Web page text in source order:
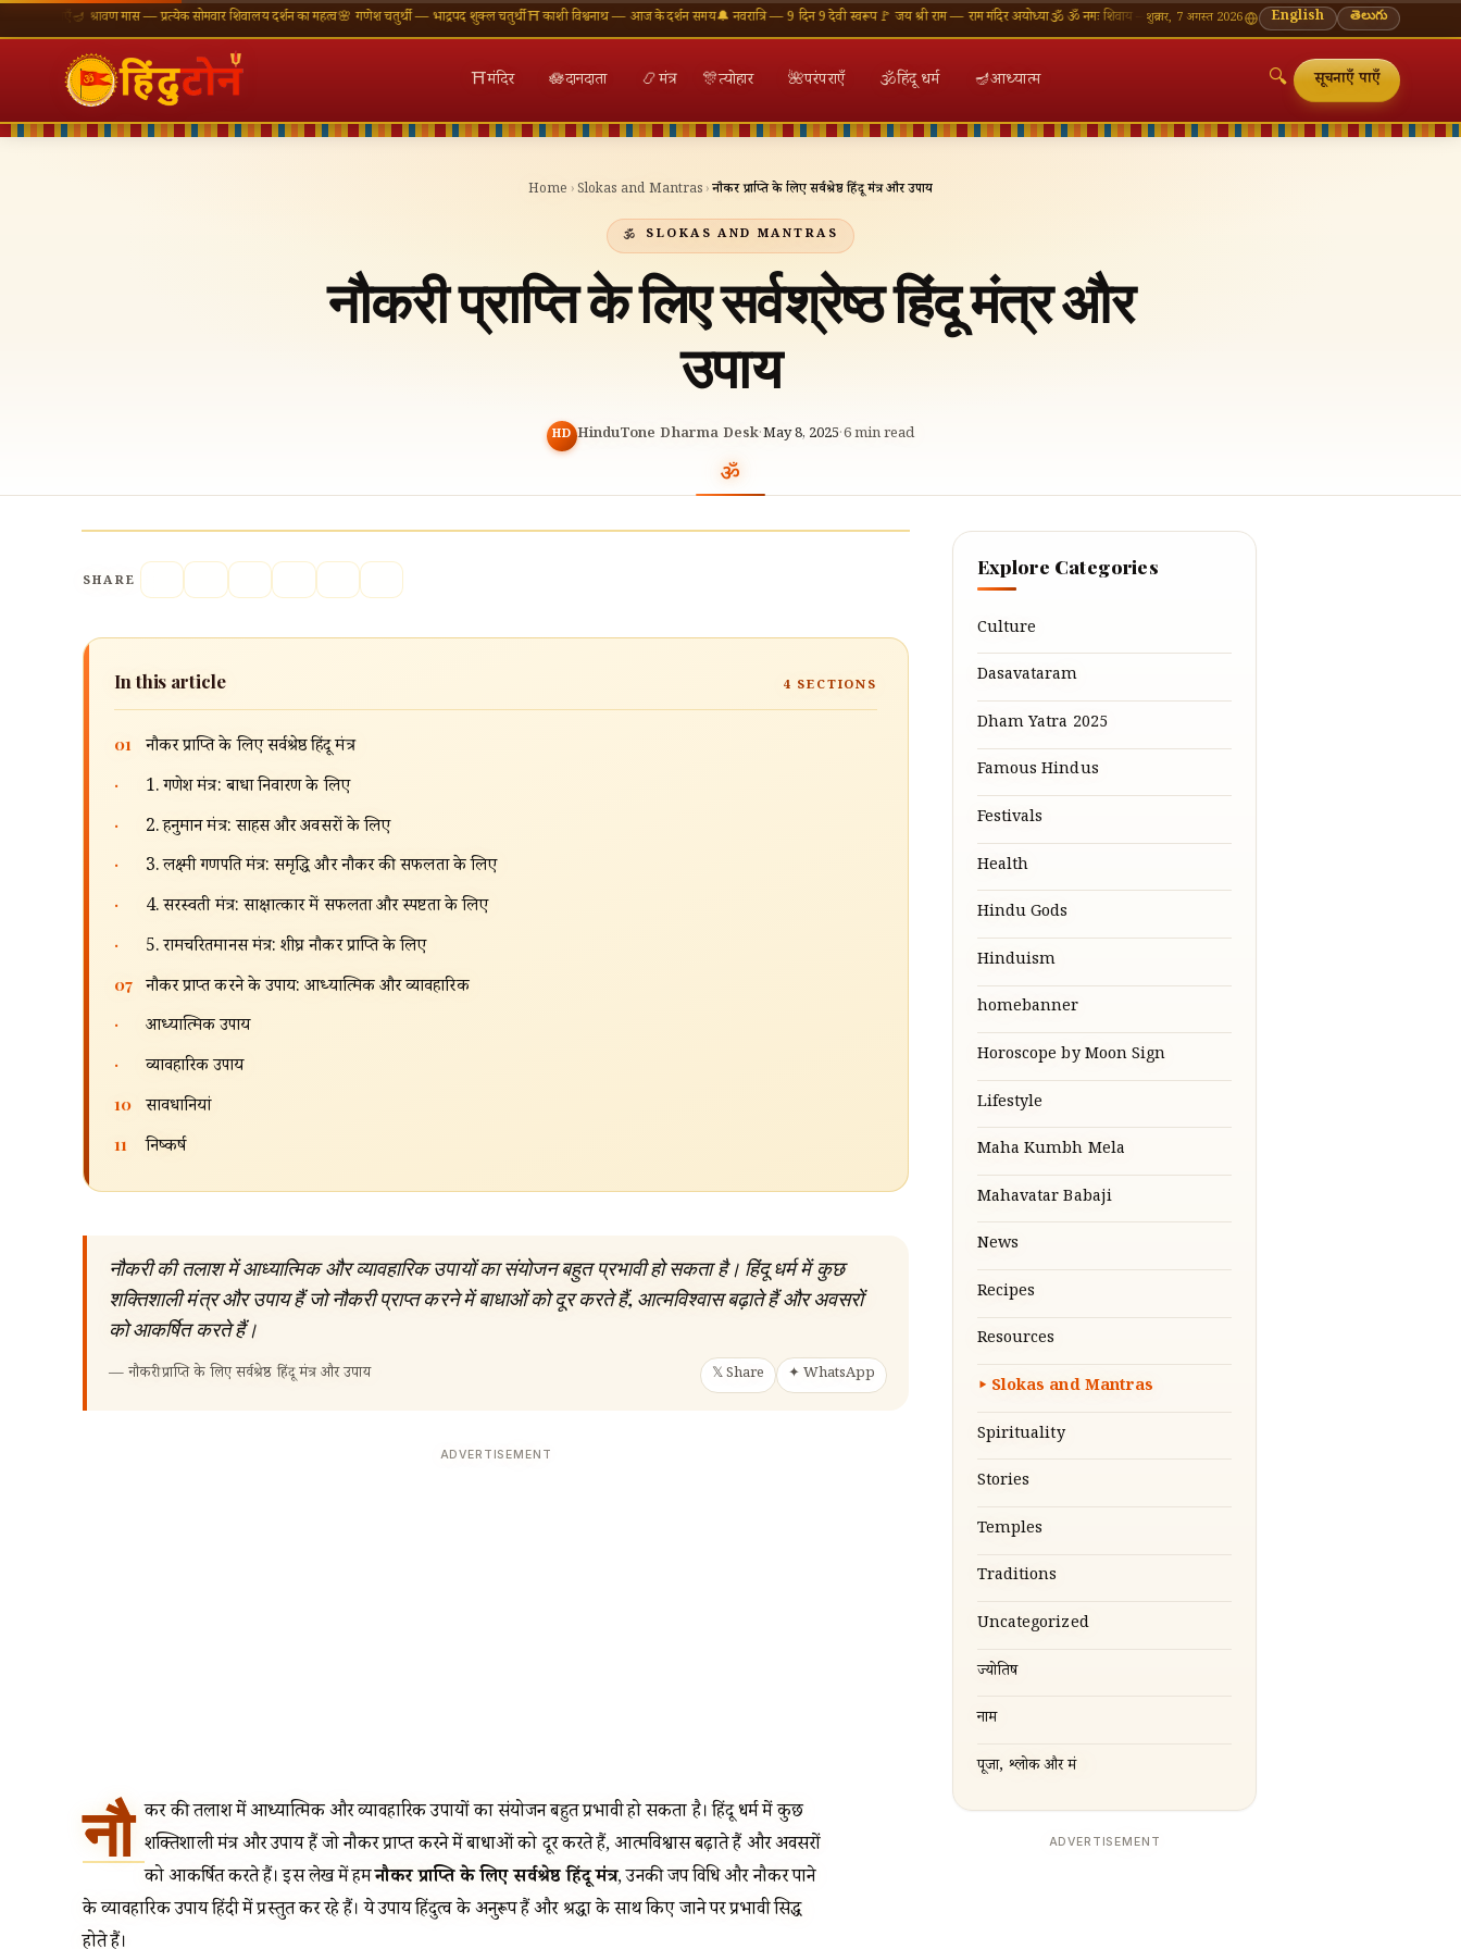
🪔 श्रावण मास — प्रत्येक सोमवार शिवालय दर्शन का महत्व🌸 गणेश चतुर्थी — भाद्रपद शुक्ल चतुर्थी⛩ काशी विश्वनाथ — आज के दर्शन समय🔔 नवरात्रि — 9 दिन 9 देवी स्वरूप🚩 जय श्री राम — राम मंदिर अयोध्या🕉 ॐ नमः शिवाय — सोमवार व्रत की शुभकामनाएँ 🪔 श्रावण मास — प्रत्येक सोमवार शिवालय दर्शन का
शुक्रवार, 7 अगस्त 2026 English తెలుగు
⛩मंदिर 🪷दानदाता 📿मंत्र 🎊त्योहार 🌺परंपराएँ 🕉हिंदू धर्म 🪔आध्यात्म 🔍 सूचनाएँ पाएँ
Home ›Slokas and Mantras ›नौकरी प्राप्ति के लिए सर्वश्रेष्ठ हिंदू मंत्र और उपाय
SLOKAS AND MANTRAS
नौकरी प्राप्ति के लिए सर्वश्रेष्ठ हिंदू मंत्र और
उपाय
HD HinduTone Dharma Desk·May 8, 2025·6min read
SHARE
In this article 4 SECTIONS
01 नौकरी प्राप्ति के लिए सर्वश्रेष्ठ हिंदू मंत्र
· 1. गणेश मंत्र: बाधा निवारण के लिए
· 2. हनुमान मंत्र: साहस और अवसरों के लिए
· 3. लक्ष्मी गणपति मंत्र: समृद्धि और नौकरी की सफलता के लिए
· 4. सरस्वती मंत्र: साक्षात्कार में सफलता और स्पष्टता के लिए
· 5. रामचरितमानस मंत्र: शीघ्र नौकरी प्राप्ति के लिए
07 नौकरी प्राप्त करने के उपाय: आध्यात्मिक और व्यावहारिक
· आध्यात्मिक उपाय
· व्यावहारिक उपाय
10 सावधानियां
11 निष्कर्ष
नौकरी की तलाश में आध्यात्मिक और व्यावहारिक उपायों का संयोजन बहुत प्रभावी हो सकता है। हिंदू धर्म में कुछ
शक्तिशाली मंत्र और उपाय हैं जो नौकरी प्राप्त करने में बाधाओं को दूर करते हैं, आत्मविश्वास बढ़ाते हैं और अवसरों
को आकर्षित करते हैं।
—नौकरी प्राप्ति के लिए सर्वश्रेष्ठ हिंदू मंत्र और उपाय 𝕏 Share ✦ WhatsApp
ADVERTISEMENT
नौ करी की तलाश में आध्यात्मिक और व्यावहारिक उपायों का संयोजन बहुत प्रभावी हो सकता है। हिंदू धर्म में कुछ
शक्तिशाली मंत्र और उपाय हैं जो नौकरी प्राप्त करने में बाधाओं को दूर करते हैं, आत्मविश्वास बढ़ाते हैं और अवसरों
को आकर्षित करते हैं। इस लेख में हमनौकरी प्राप्ति के लिए सर्वश्रेष्ठ हिंदू मंत्र, उनकी जप विधि और नौकरी पाने
के व्यावहारिक उपाय हिंदी में प्रस्तुत कर रहे हैं। ये उपाय हिंदुत्व के अनुरूप हैं और श्रद्धा के साथ किए जाने पर प्रभावी सिद्ध
Explore Categories
Culture
Dasavataram
Dham Yatra 2025
Famous Hindus
Festivals
Health
Hindu Gods
Hinduism
homebanner
Horoscope by Moon Sign
Lifestyle
Maha Kumbh Mela
Mahavatar Babaji
News
Recipes
Resources
Slokas and Mantras
Spirituality
Stories
Temples
Traditions
Uncategorized
ज्योतिष
नाम
पूजा, श्लोक और मंत्र
ADVERTISEMENT